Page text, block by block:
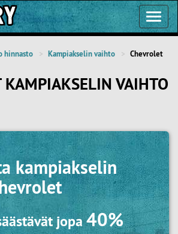
hinnasto Kampiakselin vaihto Chevrolet
KAMPIAKSELIN VAIHTO
kampiakselin
jopa40%